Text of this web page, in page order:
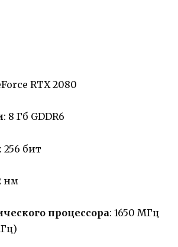
RTX 2080
: 8 Гб GDDR6
: 256 бит
нм
процессора: 1650 МГц